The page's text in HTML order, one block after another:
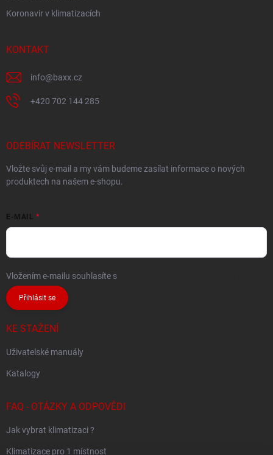
Koronavir v klimatizacích
KONTAKT
info@baxx.cz
+420 702 144 285
ODEBÍRAT NEWSLETTER
Vložte svůj e-mail a my vám budeme zasílat informace o nových
produktech na našem e-shopu.
E-MAIL
Vložením e-mailu souhlasíte s
Přihlásit se
KE STAŽENÍ
Uživatelské manuály
Katalogy
FAQ - OTÁZKY A ODPOVĚDI
Jak vybrat klimatizaci ?
Klimatizace pro 1 místnost